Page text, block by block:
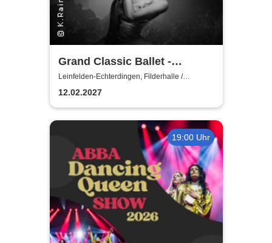
Grand Classic Ballet -
Schwanensee - Jenseits der
Bühne mit live Streichquartett
Leinfelden-Echterdingen, Filderhalle /
Kongress-u.KulturCentrum
12.02.2027
19:00 Uhr